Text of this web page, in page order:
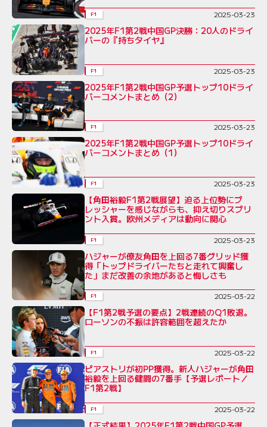
F1 2025-03-23
2025年F1第2戦中国GP決勝：20人のドライ
バーの『持ちタイヤ』
F1 2025-03-23
2025年F1第2戦中国GP予選トップ10ドライ
バーコメントまとめ（2）
F1 2025-03-23
2025年F1第2戦中国GP予選トップ10ドライ
バーコメントまとめ（1）
F1 2025-03-23
【角田裕毅F1第2戦展望】迫る上位勢にプ
レッシャーを感じながらも、抑え切りスプリ
ント入賞。欧州メディアは動向に関心
F1 2025-03-23
ハジャーが僚友角田を上回る7番グリッド獲
得「トップドライバーたちと走れて興奮し
た」まだ改善の余地があると悔しさも
F1 2025-03-22
【F1第2戦予選の要点】2戦連続のQ1敗退。
ローソンの不振は許容範囲を超えたか
F1 2025-03-22
ピアストリが初PP獲得。新人ハジャーが角田
裕毅を上回る健闘の7番手【予選レポート／
F1第2戦】
F1 2025-03-22